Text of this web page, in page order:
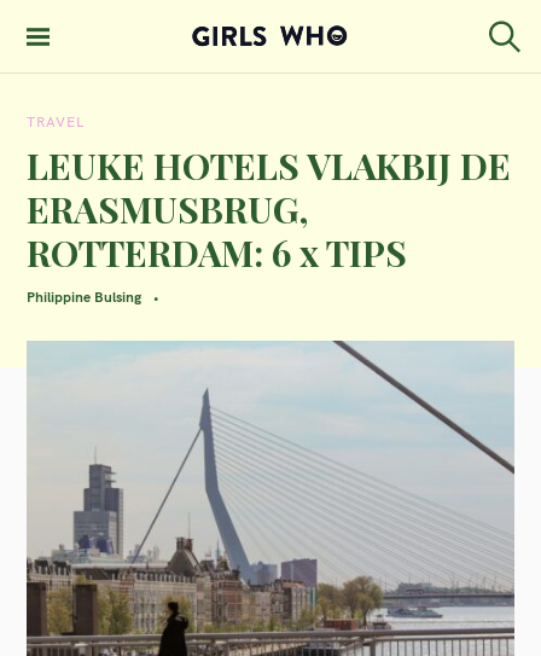
GIRLS WHO
c
h
TRAVEL
LEUKE HOTELS VLAKBIJ DE
ERASMUSBRUG,
ROTTERDAM: 6 x TIPS
Philippine Bulsing